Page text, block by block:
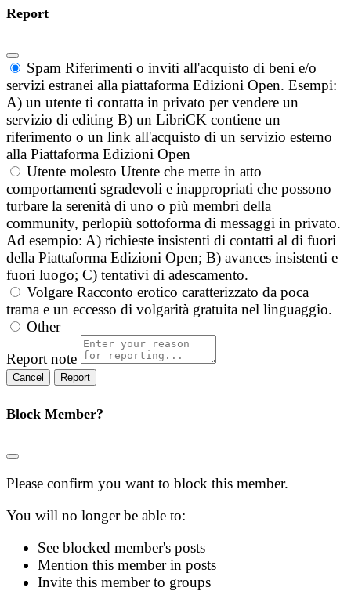
Report
Spam Riferimenti o inviti all'acquisto di beni e/o
servizi estranei alla piattaforma Edizioni Open. Esempi:
A) un utente ti contatta in privato per vendere un
servizio di editing B) un LibriCK contiene un
riferimento o un link all'acquisto di un servizio esterno
alla Piattaforma Edizioni Open
Utente molesto Utente che mette in atto
comportamenti sgradevoli e inappropriati che possono
turbare la serenità di uno o più membri della
community, perlopiù sottoforma di messaggi in privato.
Ad esempio: A) richieste insistenti di contatti al di fuori
della Piattaforma Edizioni Open; B) avances insistenti e
fuori luogo; C) tentativi di adescamento.
Volgare Racconto erotico caratterizzato da poca
trama e un eccesso di volgarità gratuita nel linguaggio.
Other
Report note
Report
Block Member?
Please confirm you want to block this member.
You will no longer be able to:
See blocked member's posts
Mention this member in posts
Invite this member to groups